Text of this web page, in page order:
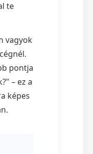
te
vagyok
pontja
– ez a
képes